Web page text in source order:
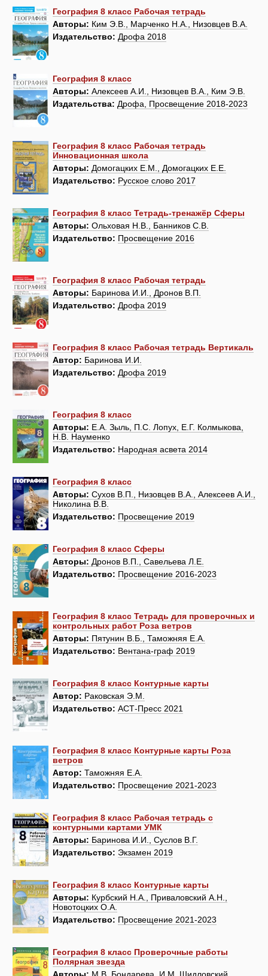
География 8 класс Рабочая тетрадь
Авторы: Ким Э.В., Марченко Н.А., Низовцев В.А.
Издательство: Дрофа 2018
География 8 класс
Авторы: Алексеев А.И., Низовцев В.А., Ким Э.В.
Издательства: Дрофа, Просвещение 2018-2023
География 8 класс Рабочая тетрадь
Инновационная школа
Авторы: Домогацких Е.М., Домогацких Е.Е.
Издательство: Русское слово 2017
География 8 класс Тетрадь-тренажёр Сферы
Авторы: Ольховая Н.В., Банников С.В.
Издательство: Просвещение 2016
География 8 класс Рабочая тетрадь
Авторы: Баринова И.И., Дронов В.П.
Издательство: Дрофа 2019
География 8 класс Рабочая тетрадь Вертикаль
Автор: Баринова И.И.
Издательство: Дрофа 2019
География 8 класс
Авторы: Е.А. Зыль, П.С. Лопух, Е.Г. Колмыкова,
Н.В. Науменко
Издательство: Народная асвета 2014
География 8 класс
Авторы: Сухов В.П., Низовцев В.А., Алексеев А.И.,
Николина В.В.
Издательство: Просвещение 2019
География 8 класс Сферы
Авторы: Дронов В.П., Савельева Л.Е.
Издательство: Просвещение 2016-2023
География 8 класс Тетрадь для проверочных и
контрольных работ Роза ветров
Авторы: Пятунин В.Б., Таможняя Е.А.
Издательство: Вентана-граф 2019
География 8 класс Контурные карты
Автор: Раковская Э.М.
Издательство: АСТ-Пресс 2021
География 8 класс Контурные карты Роза
ветров
Автор: Таможняя Е.А.
Издательство: Просвещение 2021-2023
География 8 класс Рабочая тетрадь с
контурными картами УМК
Авторы: Баринова И.И., Суслов В.Г.
Издательство: Экзамен 2019
География 8 класс Контурные карты
Авторы: Курбский Н.А., Приваловский А.Н.,
Новотоцких О.А.
Издательство: Просвещение 2021-2023
География 8 класс Проверочные работы
Полярная звезда